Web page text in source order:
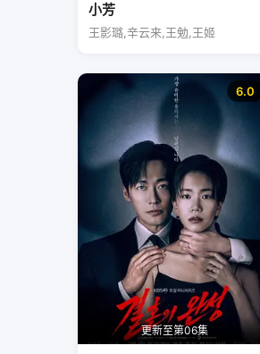
小芳
王影璐,辛云来,王勉,王姬
6.0
更新至第06集